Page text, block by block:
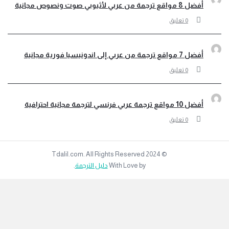
أفضل 8 مواقع ترجمة من عربي لأثيوبي صوت ونصوص مجانية
أفضل 7 مواقع ترجمة من عربي إلى اندونيسيا فورية مجانية
أفضل 10 مواقع ترجمة عربي فرنسي لترجمة مجانية احترافية
With Love byدليل الترجمة.